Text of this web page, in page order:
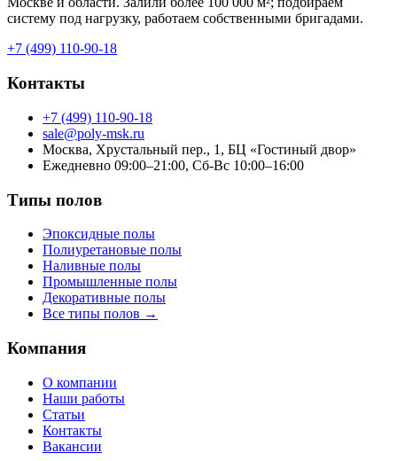
систему под нагрузку, работаем собственными бригадами.
+7 (499) 110-90-18
Контакты
+7 (499) 110-90-18
sale@poly-msk.ru
Москва, Хрустальный пер., 1, БЦ «Гостиный двор»
Ежедневно 09:00–21:00, Сб-Вс 10:00–16:00
Типы полов
Эпоксидные полы
Полиуретановые полы
Наливные полы
Промышленные полы
Декоративные полы
Все типы полов →
Компания
О компании
Наши работы
Статьи
Контакты
Вакансии